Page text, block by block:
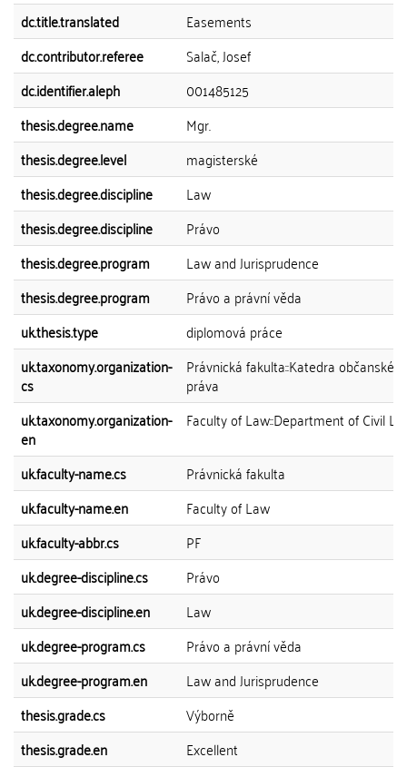
dc.title.translated
Easements
dc.contributor.referee
Salač, Josef
dc.identifier.aleph
001485125
thesis.degree.name
Mgr.
thesis.degree.level
magisterské
thesis.degree.discipline
Law
thesis.degree.discipline
Právo
thesis.degree.program
Law and Jurisprudence
thesis.degree.program
Právo a právní věda
uk.thesis.type
diplomová práce
uk.taxonomy.organization-
cs
Právnická fakulta::Katedra
práva
uk.taxonomy.organization-
en
Faculty of Law::Department of Civil
uk.faculty-name.cs
Právnická fakulta
uk.faculty-name.en
Faculty of Law
uk.faculty-abbr.cs
PF
uk.degree-discipline.cs
Právo
uk.degree-discipline.en
Law
uk.degree-program.cs
Právo a právní věda
uk.degree-program.en
Law and Jurisprudence
thesis.grade.cs
Výborně
thesis.grade.en
Excellent